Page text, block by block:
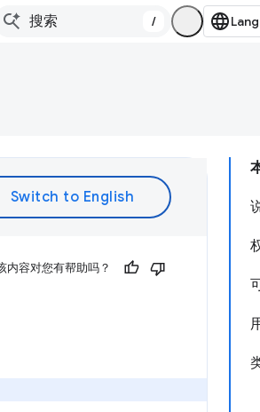
/
内容对您有帮助吗？